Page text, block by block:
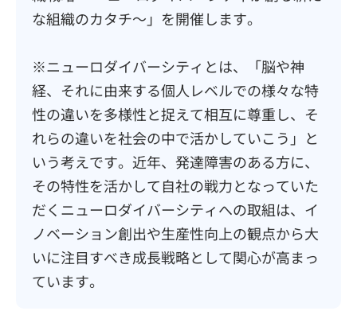
な組織のカタチ～」を開催します。
※ニューロダイバーシティとは、「脳や神
経、それに由来する個人レベルでの様々な特
性の違いを多様性と捉えて相互に尊重し、そ
れらの違いを社会の中で活かしていこう」と
いう考えです。近年、発達障害のある方に、
その特性を活かして自社の戦力となっていた
だくニューロダイバーシティへの取組は、イ
ノベーション創出や生産性向上の観点から大
いに注目すべき成長戦略として関心が高まっ
ています。